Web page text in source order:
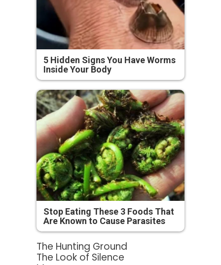
5 Hidden Signs You Have Worms
Inside Your Body
Stop Eating These 3 Foods That
Are Known to Cause Parasites
The Hunting Ground
The Look of Silence